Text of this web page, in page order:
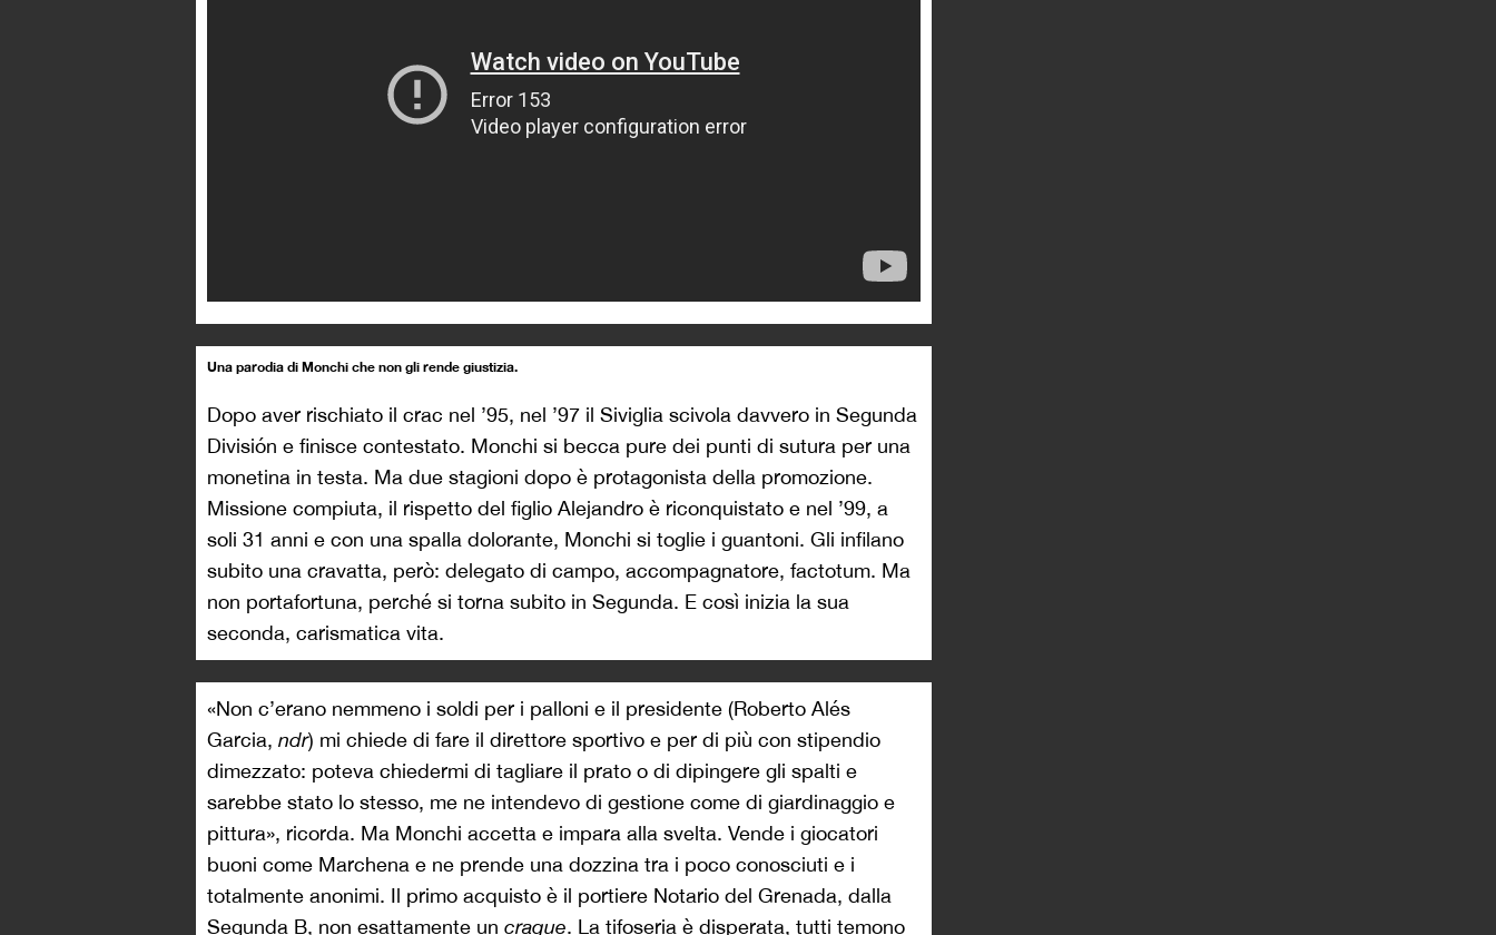
Una parodia di Monchi che non gli rende giustizia.
Dopo aver rischiato il crac nel ’95, nel ’97 il Siviglia scivola davvero in Segunda
División e finisce contestato. Monchi si becca pure dei punti di sutura per una
monetina in testa. Ma due stagioni dopo è protagonista della promozione.
Missione compiuta, il rispetto del figlio Alejandro è riconquistato e nel ’99, a
soli 31 anni e con una spalla dolorante, Monchi si toglie i guantoni. Gli infilano
subito una cravatta, però: delegato di campo, accompagnatore, factotum. Ma
non portafortuna, perché si torna subito in Segunda. E così inizia la sua
seconda, carismatica vita.
«Non c’erano nemmeno i soldi per i palloni e il presidente (Roberto Alés
Garcia, ndr) mi chiede di fare il direttore sportivo e per di più con stipendio
dimezzato: poteva chiedermi di tagliare il prato o di dipingere gli spalti e
sarebbe stato lo stesso, me ne intendevo di gestione come di giardinaggio e
pittura», ricorda. Ma Monchi accetta e impara alla svelta. Vende i giocatori
buoni come Marchena e ne prende una dozzina tra i poco conosciuti e i
totalmente anonimi. Il primo acquisto è il portiere Notario del Grenada, dalla
Segunda B, non esattamente un craque. La tifoseria è disperata, tutti temono